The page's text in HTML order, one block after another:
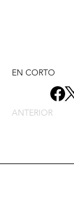
EN CORTO
ANTERIOR